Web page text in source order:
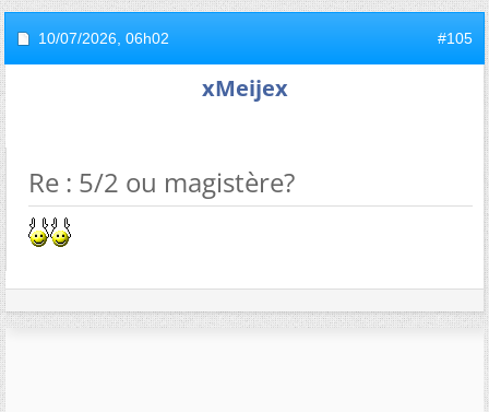
10/07/2026, 06h02 #105
xMeijex
Re : 5/2 ou magistère?